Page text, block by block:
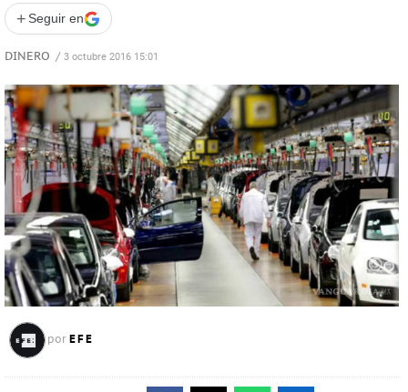
+ Seguir en
DINERO / 3 octubre 2016 15:01
por EFE